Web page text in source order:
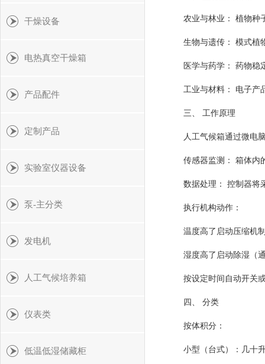
农业与林业： 植物种
生物与遗传： 模式植
医学与药学： 药物稳
工业与材料： 电子产
三、 工作原理
人工气候箱通过微电
传感器监测： 箱体内
数据处理： 控制器将
执行机构动作：
温度高了启动压缩机
湿度高了启动除湿（
按设定时间自动开关
四、 分类
按体积分：
小型（台式）：几十
干燥设备
电热真空干燥箱
产品配件
定制产品
实验室仪器设备
泵-主分类
发电机
人工气候培养箱
仪表类
低温低湿储藏柜